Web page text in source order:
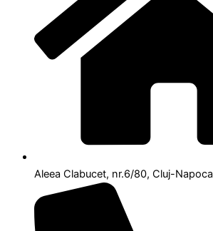
Aleea Clabucet, nr.6/80, Cluj-Napoca